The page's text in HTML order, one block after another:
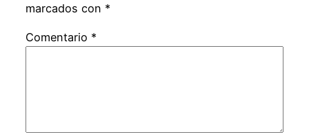
marcados con *
Comentario *